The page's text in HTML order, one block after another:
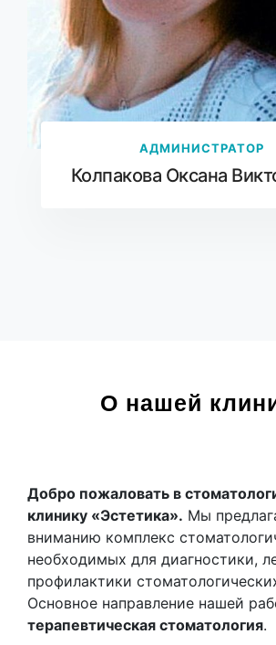
АДМИНИСТРАТОР
Колпакова Оксана
О нашей
Добро пожаловать в
клинику «Эстетика». Мы
вниманию комплекс
необходимых для диагностики,
профилактики
Основное направление нашей
терапевтическая стоматология.